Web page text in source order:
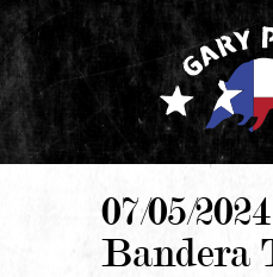
07/05/
Bandera